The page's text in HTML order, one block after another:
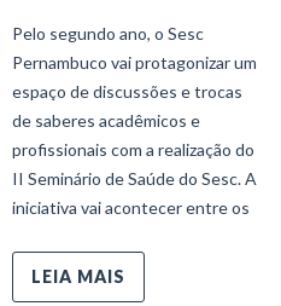
Pelo segundo ano, o Sesc
Pernambuco vai protagonizar um
espaço de discussões e trocas
de saberes acadêmicos e
profissionais com a realização do
II Seminário de Saúde do Sesc. A
iniciativa vai acontecer entre os
LEIA MAIS